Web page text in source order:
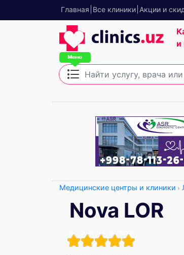
Главная Все клиники Акции и
и
Медицинские центры и клиники
Nova LOR